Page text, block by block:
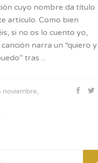
cuyo nombre da título
artículo. Como bien
si no os lo cuento yo,
narra un “quiero y
tras
noviembre,